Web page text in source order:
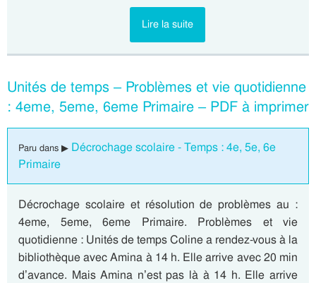
Lire la suite
Unités de temps – Problèmes et vie quotidienne
: 4eme, 5eme, 6eme Primaire – PDF à imprimer
Paru dans ▶ Décrochage scolaire - Temps : 4e, 5e, 6e
Primaire
Décrochage scolaire et résolution de problèmes au :
4eme, 5eme, 6eme Primaire. Problèmes et vie
quotidienne : Unités de temps Coline a rendez-vous à la
bibliothèque avec Amina à 14 h. Elle arrive avec 20 min
d’avance. Mais Amina n’est pas là à 14 h. Elle arrive